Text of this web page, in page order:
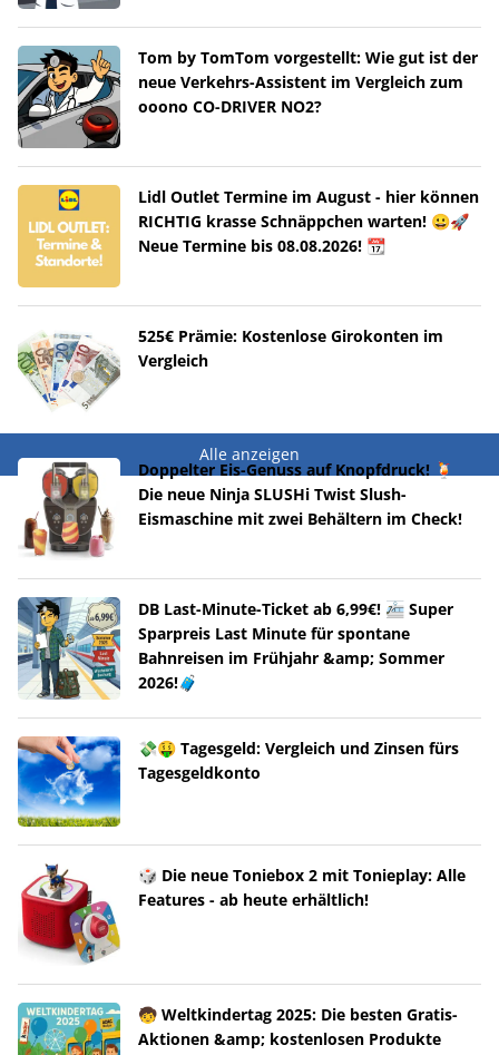
Tom by TomTom vorgestellt: Wie gut ist der
neue Verkehrs-Assistent im Vergleich zum
ooono CO-DRIVER NO2?
Lidl Outlet Termine im August - hier können
RICHTIG krasse Schnäppchen warten! 😀🚀
Neue Termine bis 08.08.2026! 📆
525€ Prämie: Kostenlose Girokonten im
Vergleich
Alle anzeigen
Doppelter Eis-Genuss auf Knopfdruck! 🍹
Die neue Ninja SLUSHi Twist Slush-
Eismaschine mit zwei Behältern im Check!
DB Last-Minute-Ticket ab 6,99€! 🚈 Super
Sparpreis Last Minute für spontane
Bahnreisen im Frühjahr &amp; Sommer
2026!🧳
💸🤑 Tagesgeld: Vergleich und Zinsen fürs
Tagesgeldkonto
🎲 Die neue Toniebox 2 mit Tonieplay: Alle
Features - ab heute erhältlich!
🧒 Weltkindertag 2025: Die besten Gratis-
Aktionen &amp; kostenlosen Produkte